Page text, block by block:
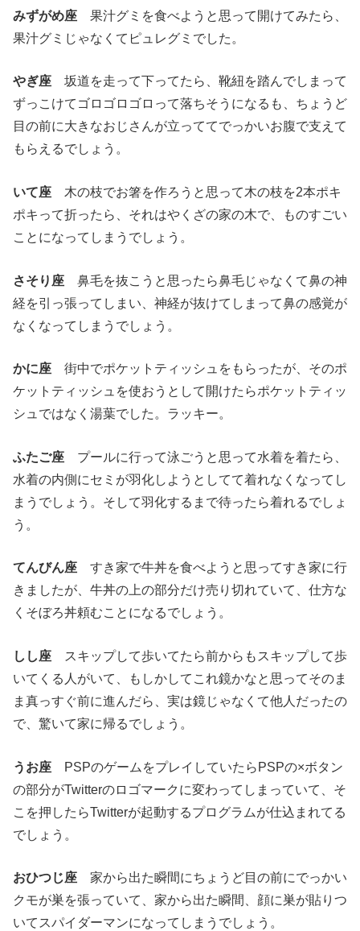
みずがめ座 果汁グミを食べようと思って開けてみたら、
果汁グミじゃなくてピュレグミでした。
やぎ座 坂道を走って下ってたら、靴紐を踏んでしまって
ずっこけてゴロゴロゴロって落ちそうになるも、ちょうど
目の前に大きなおじさんが立っててでっかいお腹で支えて
もらえるでしょう。
いて座 木の枝でお箸を作ろうと思って木の枝を2本ポキ
ポキって折ったら、それはやくざの家の木で、ものすごい
ことになってしまうでしょう。
さそり座 鼻毛を抜こうと思ったら鼻毛じゃなくて鼻の神
経を引っ張ってしまい、神経が抜けてしまって鼻の感覚が
なくなってしまうでしょう。
かに座 街中でポケットティッシュをもらったが、そのポ
ケットティッシュを使おうとして開けたらポケットティッ
シュではなく湯葉でした。ラッキー。
ふたご座 プールに行って泳ごうと思って水着を着たら、
水着の内側にセミが羽化しようとしてて着れなくなってし
まうでしょう。そして羽化するまで待ったら着れるでしょ
う。
てんびん座 すき家で牛丼を食べようと思ってすき家に行
きましたが、牛丼の上の部分だけ売り切れていて、仕方な
くそぼろ丼頼むことになるでしょう。
しし座 スキップして歩いてたら前からもスキップして歩
いてくる人がいて、もしかしてこれ鏡かなと思ってそのま
ま真っすぐ前に進んだら、実は鏡じゃなくて他人だったの
で、驚いて家に帰るでしょう。
うお座 PSPのゲームをプレイしていたらPSPの×ボタン
の部分がTwitterのロゴマークに変わってしまっていて、そ
こを押したらTwitterが起動するプログラムが仕込まれてる
でしょう。
おひつじ座 家から出た瞬間にちょうど目の前にでっかい
クモが巣を張っていて、家から出た瞬間、顔に巣が貼りつ
いてスパイダーマンになってしまうでしょう。